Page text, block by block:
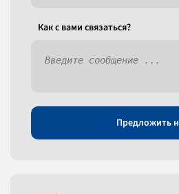
Как c вами связаться?
Предложить